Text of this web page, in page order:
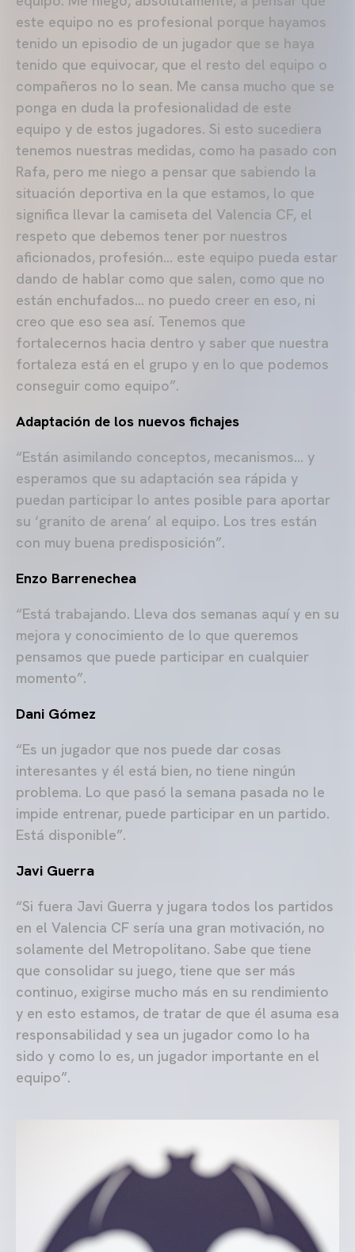
este equipo no es profesional porque hayamos
tenido un episodio de un jugador que se haya
tenido que equivocar, que el resto del equipo o
compañeros no lo sean. Me cansa mucho que se
ponga en duda la profesionalidad de este
equipo y de estos jugadores. Si esto sucediera
tenemos nuestras medidas, como ha pasado con
Rafa, pero me niego a pensar que sabiendo la
situación deportiva en la que estamos, lo que
significa llevar la camiseta del Valencia CF, el
respeto que debemos tener por nuestros
aficionados, profesión… este equipo pueda estar
dando de hablar como que salen, como que no
están enchufados… no puedo creer en eso, ni
creo que eso sea así. Tenemos que
fortalecernos hacia dentro y saber que nuestra
fortaleza está en el grupo y en lo que podemos
conseguir como equipo”.
Adaptación de los nuevos fichajes
“Están asimilando conceptos, mecanismos… y
esperamos que su adaptación sea rápida y
puedan participar lo antes posible para aportar
su ‘granito de arena’ al equipo. Los tres están
con muy buena predisposición”.
Enzo Barrenechea
“Está trabajando. Lleva dos semanas aquí y en su
mejora y conocimiento de lo que queremos
pensamos que puede participar en cualquier
momento”.
Dani Gómez
“Es un jugador que nos puede dar cosas
interesantes y él está bien, no tiene ningún
problema. Lo que pasó la semana pasada no le
impide entrenar, puede participar en un partido.
Está disponible”.
Javi Guerra
“Si fuera Javi Guerra y jugara todos los partidos
en el Valencia CF sería una gran motivación, no
solamente del Metropolitano. Sabe que tiene
que consolidar su juego, tiene que ser más
continuo, exigirse mucho más en su rendimiento
y en esto estamos, de tratar de que él asuma esa
responsabilidad y sea un jugador como lo ha
sido y como lo es, un jugador importante en el
equipo”.